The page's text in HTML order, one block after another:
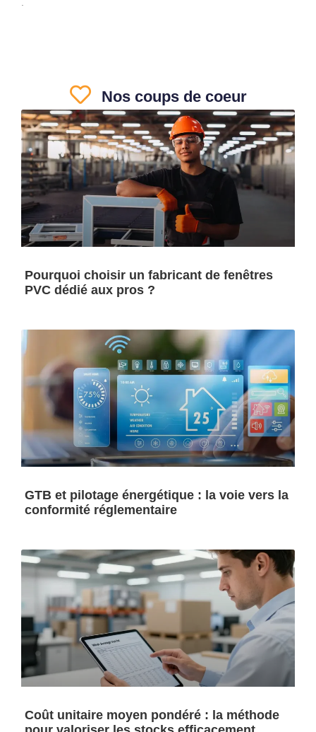
.
Nos coups de coeur
Pourquoi choisir un fabricant de fenêtres
PVC dédié aux pros ?
GTB et pilotage énergétique : la voie vers la
conformité réglementaire
Coût unitaire moyen pondéré : la méthode